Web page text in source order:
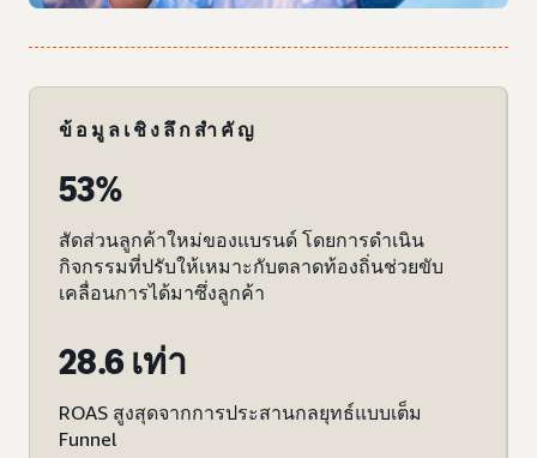
ข้อมูลเชิงลึกสำคัญ
53%
สัดส่วนลูกค้าใหม่ของแบรนด์ โดยการดำเนิน
กิจกรรมที่ปรับให้เหมาะกับตลาดท้องถิ่นช่วยขับ
เคลื่อนการได้มาซึ่งลูกค้า
28.6 เท่า
ROAS สูงสุดจากการประสานกลยุทธ์แบบเต็ม
Funnel